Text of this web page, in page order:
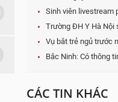
Sinh viên livestream
Trường ĐH Y Hà Nội
Vụ bắt trẻ ngủ trước
Bắc Ninh: Có thông
CÁC TIN KHÁC